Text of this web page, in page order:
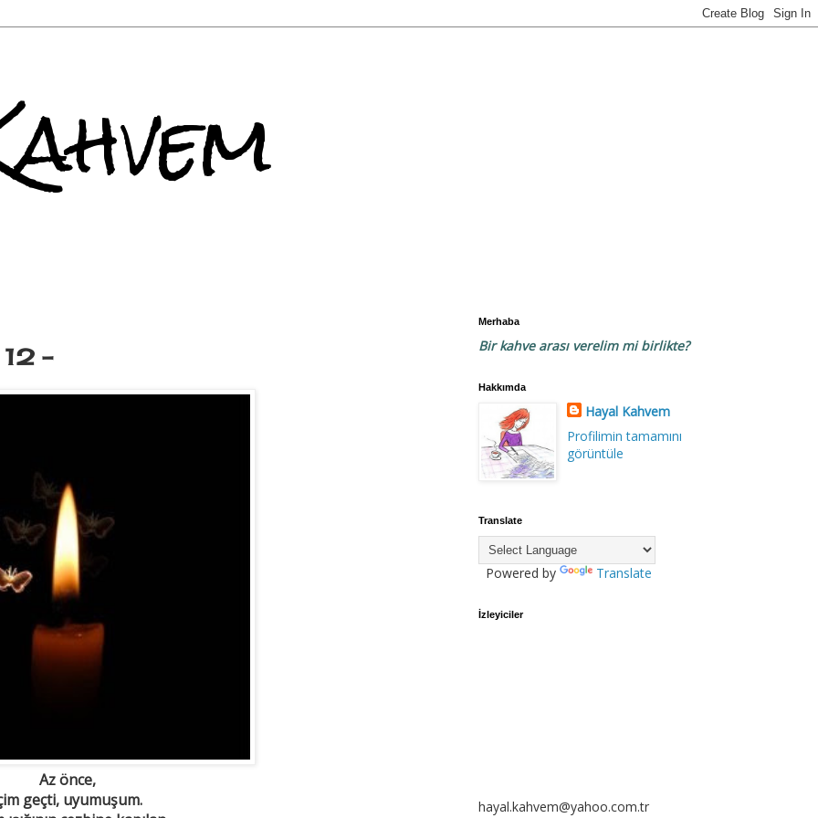
12 -
Az önce,
geçti, uyumuşum.
Merhaba
Bir kahve arası verelim mi birlikte?
Hakkımda
Hayal Kahvem
Profilimin tamamını
görüntüle
Translate
Powered by Translate
İzleyiciler
hayal.kahvem@yahoo.com.tr